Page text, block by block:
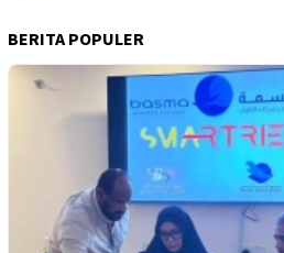
BERITA POPULER